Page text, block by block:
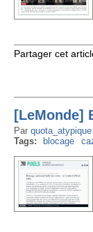
Partager cet
[LeMonde]
Par quota_atypique
Tags:
blocage